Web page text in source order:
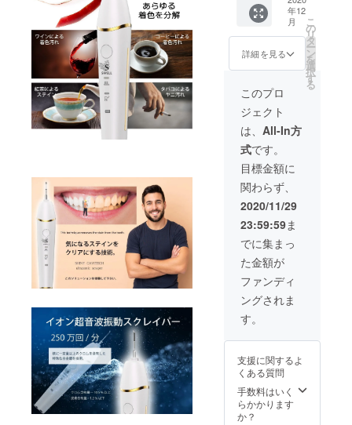
セット
内容＞×
２ シャ
イニー
キャビ
・本体
・密集
極細毛
ブラシ
・シリ
コンブ
ラシ ・
充電台
・充電
用アダ
プター
・取扱
説明書
年12
月
詳細を見る
こ
の
リ
タ
ー
ン
を
選
択
す
る
このプロ
ジェクト
は、 All-In方
式です。
目標金額に
関わらず、
2020/11/29
23:59:59ま
でに集まっ
た金額が
ファンディ
ングされま
す。
支援に関するよ
くある質問
手数料はいく
らかかります
か？